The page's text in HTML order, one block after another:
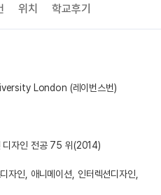
위치 학교후기
London (레이번스번)
디자인 전공 75 위(2014)
자인, 애니메이션, 인터렉션디자인,